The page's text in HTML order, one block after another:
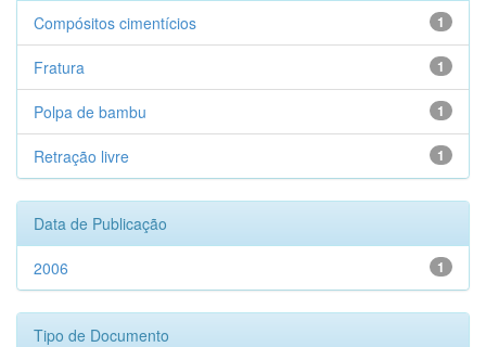
1
Compósitos cimentícios
1
Fratura
1
Polpa de bambu
1
Retração livre
Data de Publicação
1
2006
Tipo de Documento